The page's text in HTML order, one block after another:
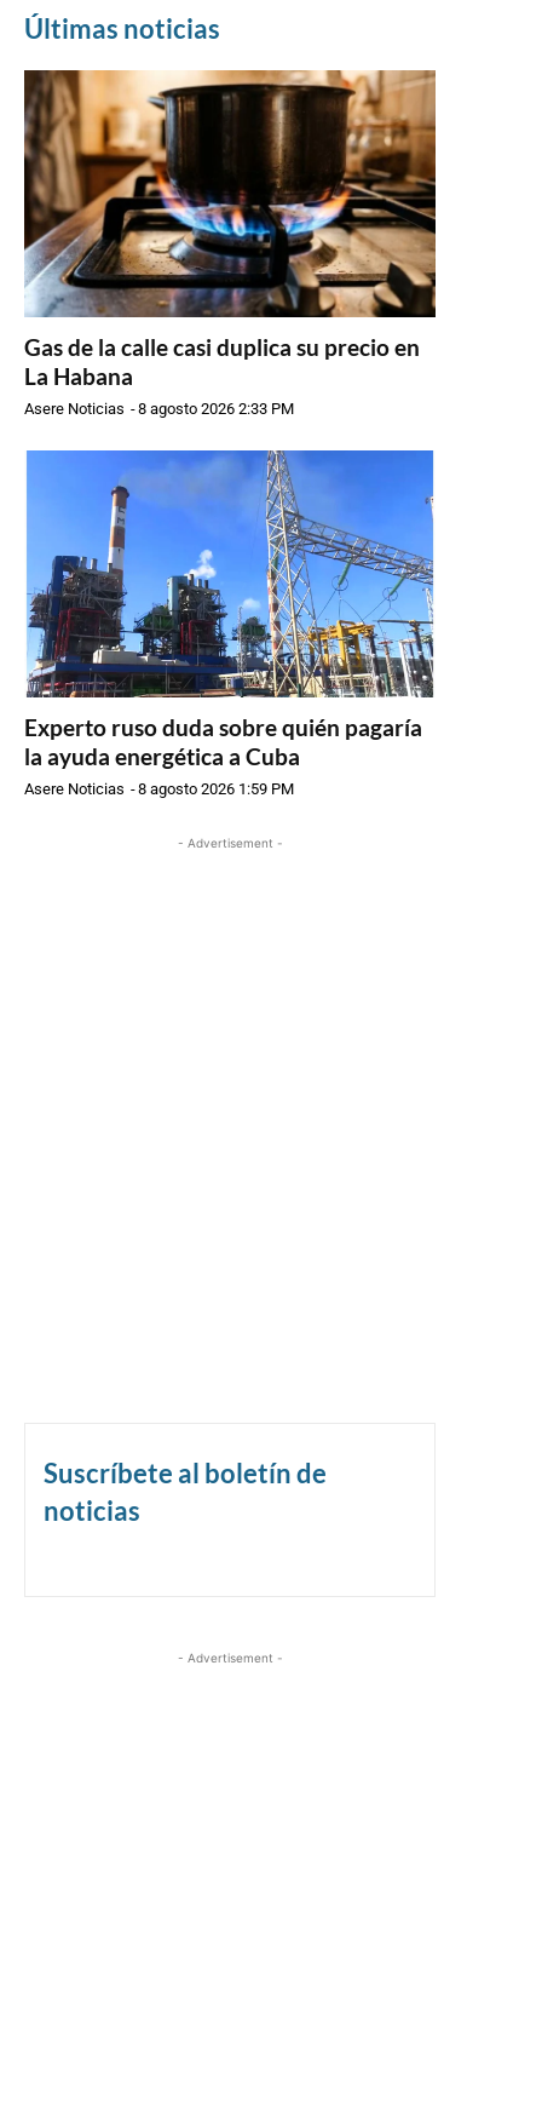
Últimas noticias
Gas de la calle casi duplica su precio en
La Habana
Asere Noticias -8 agosto 2026 2:33 PM
Experto ruso duda sobre quién pagaría
la ayuda energética a Cuba
Asere Noticias -8 agosto 2026 1:59 PM
- Advertisement -
Suscríbete al boletín de
noticias
- Advertisement -